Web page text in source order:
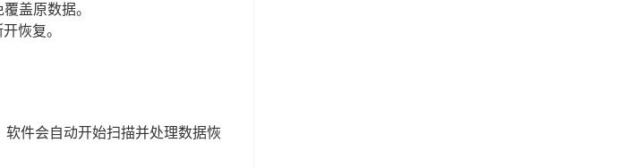
盖原数据。
恢复。
软件会自动开始扫描并处理数据恢